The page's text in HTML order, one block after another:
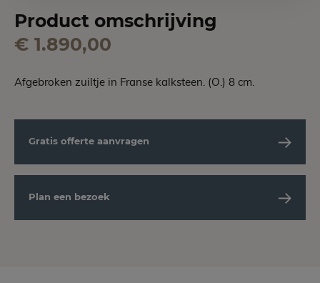
Product omschrijving
€ 1.890,00
Afgebroken zuiltje in Franse kalksteen. (O.) 8 cm.
Gratis offerte aanvragen
Plan een bezoek